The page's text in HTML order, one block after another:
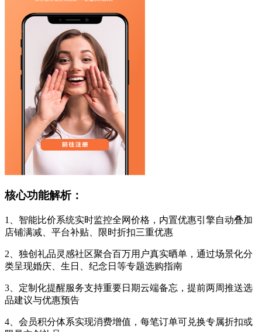
核心功能解析：
1、智能比价系统实时监控全网价格，内置优惠引擎自动叠加
店铺满减、平台补贴、限时折扣三重优惠
2、独创礼品灵感社区聚合百万用户真实晒单，通过场景化分
类呈现婚庆、生日、纪念日等专题选购指南
3、定制化提醒服务支持重要日期云端备忘，提前两周推送选
品建议与优惠预告
4、会员积分体系实现消费增值，每笔订单可兑换专属折扣或